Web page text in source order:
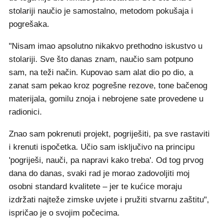
stolariji naučio je samostalno, metodom pokušaja i
pogrešaka.
"Nisam imao apsolutno nikakvo prethodno iskustvo u
stolariji. Sve što danas znam, naučio sam potpuno
sam, na teži način. Kupovao sam alat dio po dio, a
zanat sam pekao kroz pogrešne rezove, tone bačenog
materijala, gomilu znoja i nebrojene sate provedene u
radionici.
Znao sam pokrenuti projekt, pogriješiti, pa sve rastaviti
i krenuti ispočetka. Učio sam isključivo na principu
'pogriješi, nauči, pa napravi kako treba'. Od tog prvog
dana do danas, svaki rad je morao zadovoljiti moj
osobni standard kvalitete – jer te kućice moraju
izdržati najteže zimske uvjete i pružiti stvarnu zaštitu",
ispričao je o svojim počecima.